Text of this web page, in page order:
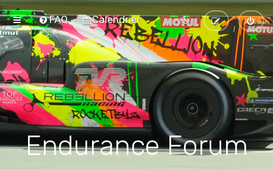
FAQ Calendrier
Endurance Forum